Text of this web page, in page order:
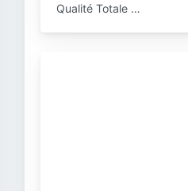
Qualité Totale …